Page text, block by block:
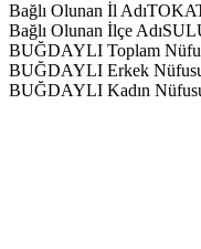
Bağlı Olunan İl Adı
Bağlı Olunan İlçe Adı
BUĞDAYLI Toplam
BUĞDAYLI Erkek
BUĞDAYLI Kadın